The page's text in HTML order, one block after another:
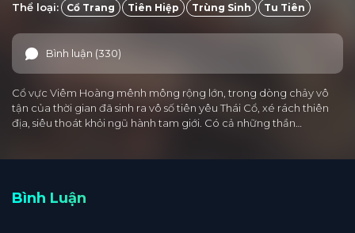
Thể loại: Cổ Trang Tiên Hiệp Trùng Sinh Tu Tiên
Bình luận (330)
Cổ vực Viêm Hoàng mênh mông rộng lớn, trong dòng chảy vô
tận của thời gian đã sinh ra vô số tiên yêu Thái Cổ, xé rách thiên
địa, siêu thoát khỏi ngũ hành tam giới. Có cả những thần…
Bình Luận